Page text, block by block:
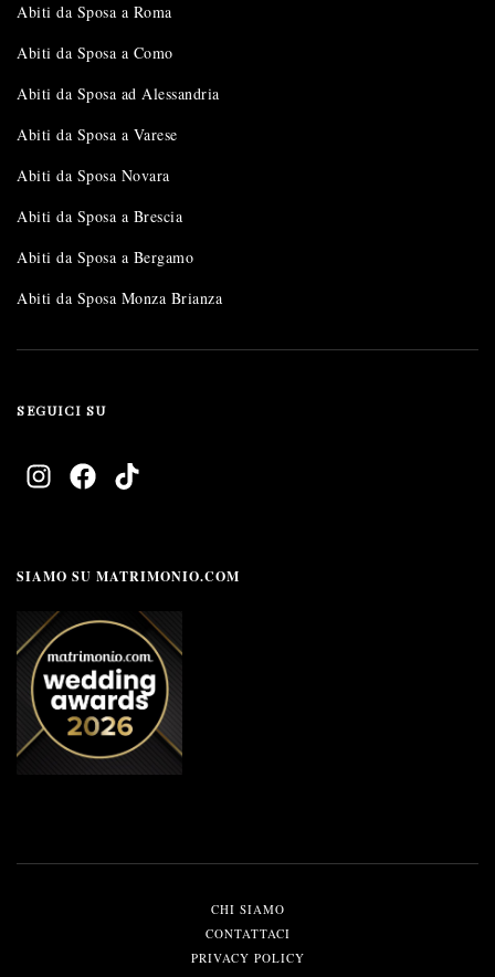
Abiti da Sposa a Roma
Abiti da Sposa a Como
Abiti da Sposa ad Alessandria
Abiti da Sposa a Varese
Abiti da Sposa Novara
Abiti da Sposa a Brescia
Abiti da Sposa a Bergamo
Abiti da Sposa Monza Brianza
SEGUICI SU
SIAMO SU MATRIMONIO.COM
CHI SIAMO
CONTATTACI
PRIVACY POLICY